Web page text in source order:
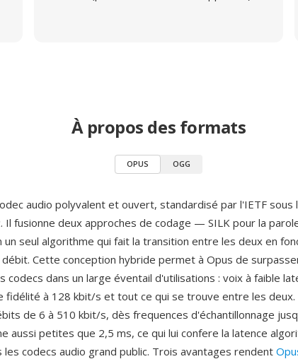
À propos des formats
OPUS OGG
audio polyvalent et ouvert, standardisé par l'IETF sous
Il fusionne deux approches de codage — SILK pour la
seul algorithme qui fait la transition entre les deux en
Cette conception hybride permet à Opus de
codecs dans un large éventail d'utilisations : voix à faible
fidélité à 128 kbit/s et tout ce qui se trouve entre les deux.
de 6 à 510 kbit/s, dès frequences d'échantillonnage
aussi petites que 2,5 ms, ce qui lui confere la latence
codecs audio grand public. Trois avantages rendent